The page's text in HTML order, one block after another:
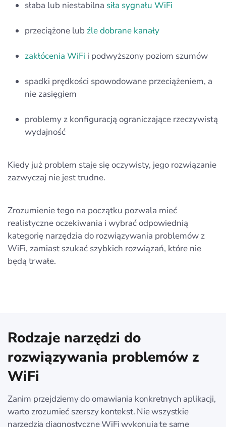
słaba lub niestabilna siła sygnału WiFi
przeciążone lub źle dobrane kanały
zakłócenia WiFi i podwyższony poziom szumów
spadki prędkości spowodowane przeciążeniem, a
nie zasięgiem
problemy z konfiguracją ograniczające rzeczywistą
wydajność
Kiedy już problem staje się oczywisty, jego rozwiązanie
zazwyczaj nie jest trudne.
Zrozumienie tego na początku pozwala mieć
realistyczne oczekiwania i wybrać odpowiednią
kategorię narzędzia do rozwiązywania problemów z
WiFi, zamiast szukać szybkich rozwiązań, które nie
będą trwałe.
Rodzaje narzędzi do
rozwiązywania problemów z
WiFi
Zanim przejdziemy do omawiania konkretnych aplikacji,
warto zrozumieć szerszy kontekst. Nie wszystkie
narzędzia diagnostyczne WiFi wykonują te same